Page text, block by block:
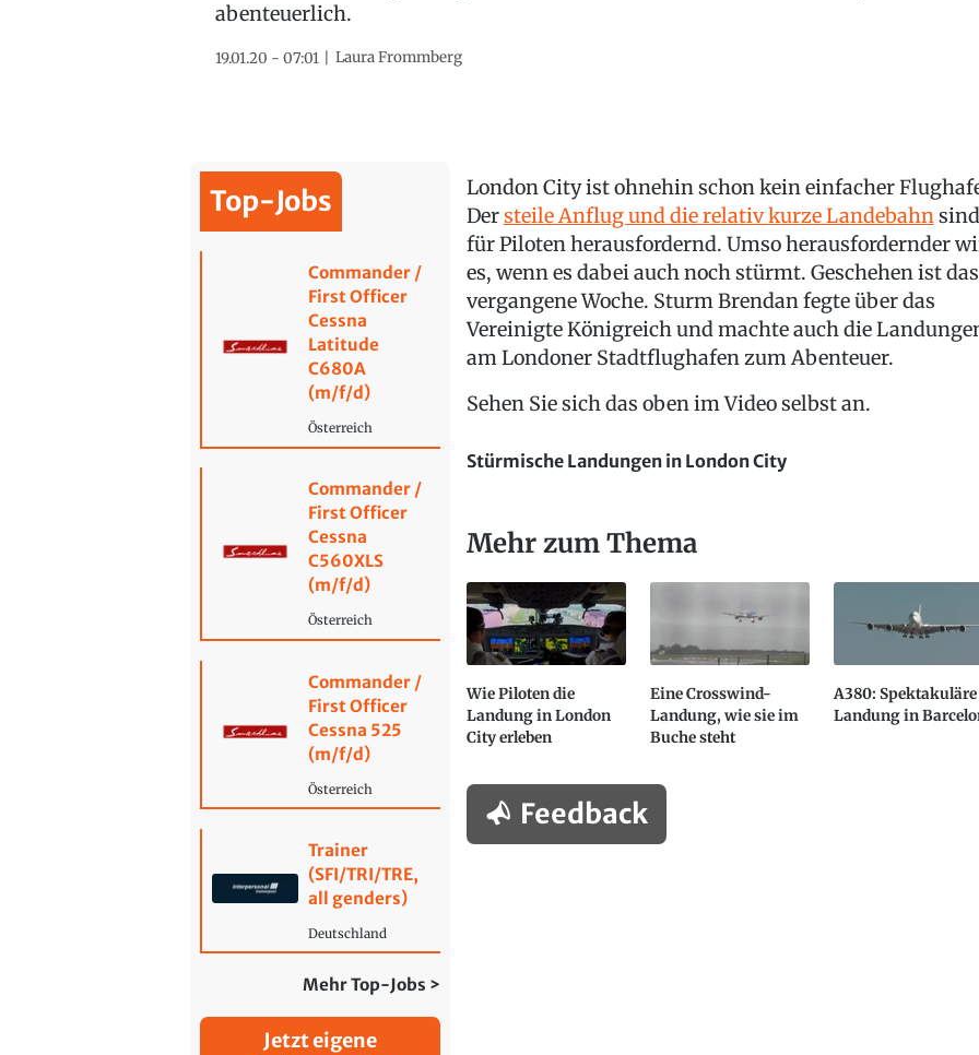
abenteuerlich.
19.01.20 - 07:01 Laura Frommberg
Top-Jobs
Commander /
First Officer
Cessna
Latitude
C680A
(m/f/d)
Österreich
Commander /
First Officer
Cessna
C560XLS
(m/f/d)
Österreich
Commander /
First Officer
Cessna 525
(m/f/d)
Österreich
Trainer
(SFI/TRI/TRE,
all genders)
Deutschland
Mehr Top-Jobs >
Jetzt eigene
London City ist ohnehin schon kein einfacher
Dersteile Anflug und die relativ kurze Landebahnsind
für Piloten herausfordernd. Umso herausfordernder
es, wenn es dabei auch noch stürmt. Geschehen ist das
vergangene Woche. Sturm Brendan fegte über das
Vereinigte Königreich und machte auch die
am Londoner Stadtflughafen zum Abenteuer.
Sehen Sie sich das oben im Video selbst an.
Stürmische Landungen in London City
Mehr zum Thema
Wie Piloten die
Landung in London
City erleben
Eine Crosswind-
Landung, wie sie im
Buche steht
A380: Spektakuläre
Landung in
Feedback